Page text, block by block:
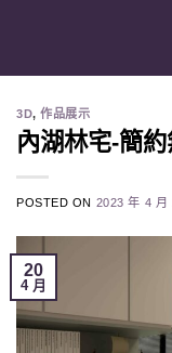
3D,作品展示
內湖林宅-簡
POSTED ON 2023 年 4 月
20
4 月